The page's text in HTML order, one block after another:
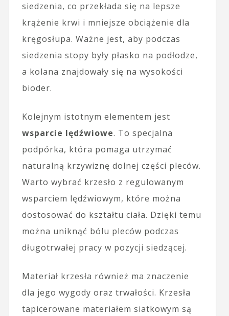
siedzenia, co przekłada się na lepsze
krążenie krwi i mniejsze obciążenie dla
kręgosłupa. Ważne jest, aby podczas
siedzenia stopy były płasko na podłodze,
a kolana znajdowały się na wysokości
bioder.
Kolejnym istotnym elementem jest
wsparcie lędźwiowe. To specjalna
podpórka, która pomaga utrzymać
naturalną krzywiznę dolnej części pleców.
Warto wybrać krzesło z regulowanym
wsparciem lędźwiowym, które można
dostosować do kształtu ciała. Dzięki temu
można uniknąć bólu pleców podczas
długotrwałej pracy w pozycji siedzącej.
Materiał krzesła również ma znaczenie
dla jego wygody oraz trwałości. Krzesła
tapicerowane materiałem siatkowym są